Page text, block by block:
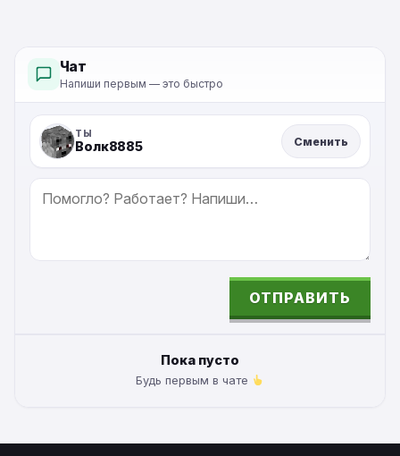
Чат
Напиши первым — это быстро
ТЫ
Волк8885 Сменить
СООБЩЕНИЕ
ОТПРАВИТЬ
Пока пусто
Будь первым в чате